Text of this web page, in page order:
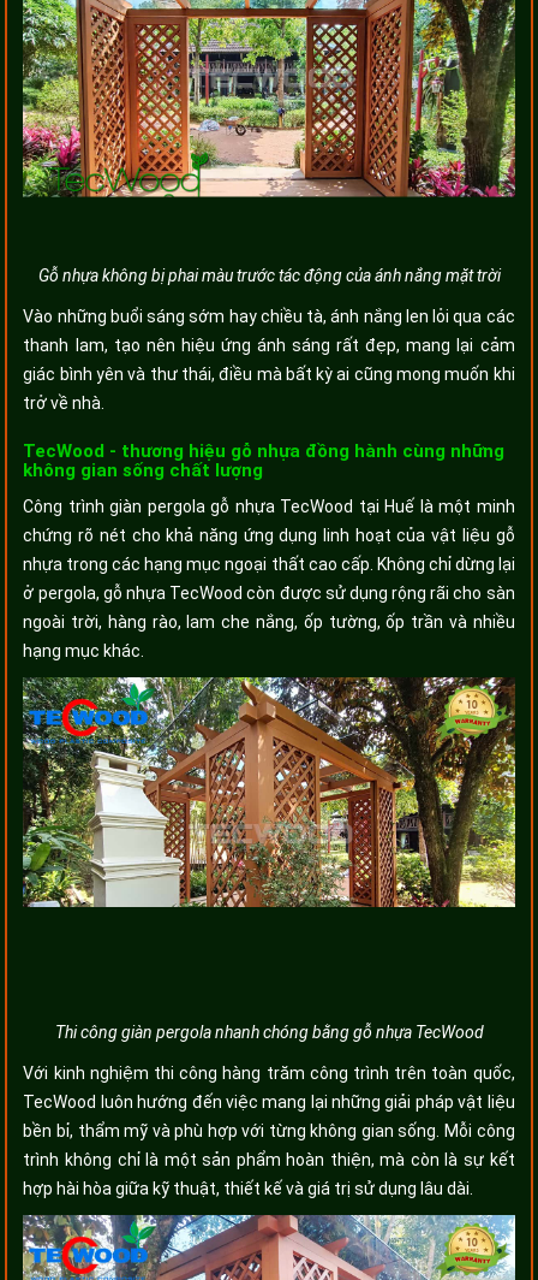
Gỗ nhựa không bị phai màu trước tác động của ánh nắng mặt trời
Vào những buổi sáng sớm hay chiều tà, ánh nắng len lỏi qua các
thanh lam, tạo nên hiệu ứng ánh sáng rất đẹp, mang lại cảm
giác bình yên và thư thái, điều mà bất kỳ ai cũng mong muốn khi
trở về nhà.
TecWood - thương hiệu gỗ nhựa đồng hành cùng những
không gian sống chất lượng
Công trình giàn pergola gỗ nhựa TecWood tại Huế là một minh
chứng rõ nét cho khả năng ứng dụng linh hoạt của vật liệu gỗ
nhựa trong các hạng mục ngoại thất cao cấp. Không chỉ dừng lại
ở pergola, gỗ nhựa TecWood còn được sử dụng rộng rãi cho sàn
ngoài trời, hàng rào, lam che nắng, ốp tường, ốp trần và nhiều
hạng mục khác.
Thi công giàn pergola nhanh chóng bằng gỗ nhựa TecWood
Với kinh nghiệm thi công hàng trăm công trình trên toàn quốc,
TecWood luôn hướng đến việc mang lại những giải pháp vật liệu
bền bỉ, thẩm mỹ và phù hợp với từng không gian sống. Mỗi công
trình không chỉ là một sản phẩm hoàn thiện, mà còn là sự kết
hợp hài hòa giữa kỹ thuật, thiết kế và giá trị sử dụng lâu dài.